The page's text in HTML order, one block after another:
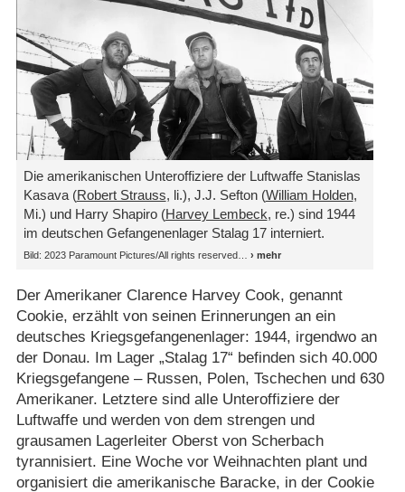
Die amerikanischen Unteroffiziere der Luftwaffe Stanislas
Kasava (Robert Strauss, li.), J.J. Sefton (William Holden,
Mi.) und Harry Shapiro (Harvey Lembeck, re.) sind 1944
im deutschen Gefangenenlager Stalag 17 interniert.
Bild: 2023 Paramount Pictures/​All rights reserved
Der Amerikaner Clarence Harvey Cook, genannt
Cookie, erzählt von seinen Erinnerungen an ein
deutsches Kriegsgefangenenlager: 1944, irgendwo an
der Donau. Im Lager „Stalag 17“ befinden sich 40.000
Kriegsgefangene – Russen, Polen, Tschechen und 630
Amerikaner. Letztere sind alle Unteroffiziere der
Luftwaffe und werden von dem strengen und
grausamen Lagerleiter Oberst von Scherbach
tyrannisiert. Eine Woche vor Weihnachten plant und
organisiert die amerikanische Baracke, in der Cookie